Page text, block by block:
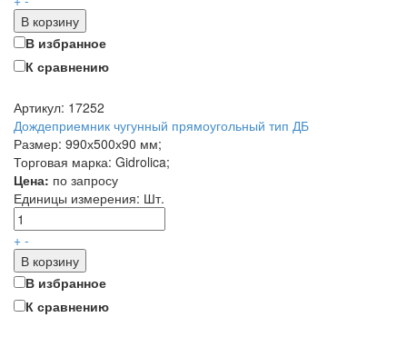
В корзину
В избранное
К сравнению
Артикул: 17252
Дождеприемник чугунный прямоугольный тип ДБ
Размер: 990х500х90 мм;
Торговая марка: Gidrolica;
Цена: по запросу
Единицы измерения: Шт.
+ -
В корзину
В избранное
К сравнению